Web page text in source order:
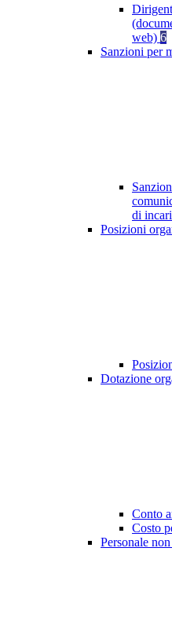
web) 6
Sanzioni per
di
Posizioni
Dotazione
Conto
Costo
Personale